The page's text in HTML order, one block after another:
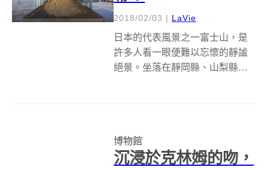
2018/02/03 | LaVie
日本的代表風景之一富士山，是
許多人看一眼便難以忘懷的靜謐
絕景。坐落在靜岡縣、山梨縣的
性代表，長期以來，雄偉的自然
景觀也啟發了許...
博物館
沉浸於克林姆的吻，